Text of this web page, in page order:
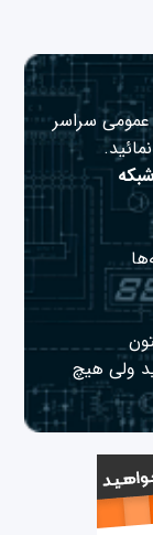
عمومی سراسر
ولی هیچ